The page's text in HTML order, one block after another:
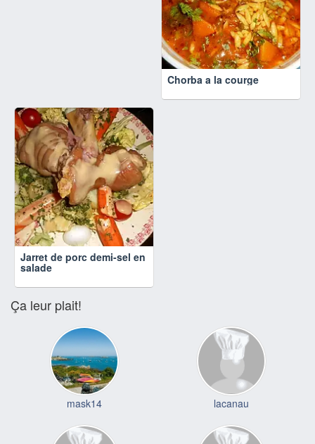
Chorba a la courge
Jarret de porc demi-sel en
salade
Ça leur plait!
mask14 lacanau